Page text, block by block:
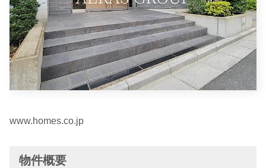
www.homes.co.jp
物件概要